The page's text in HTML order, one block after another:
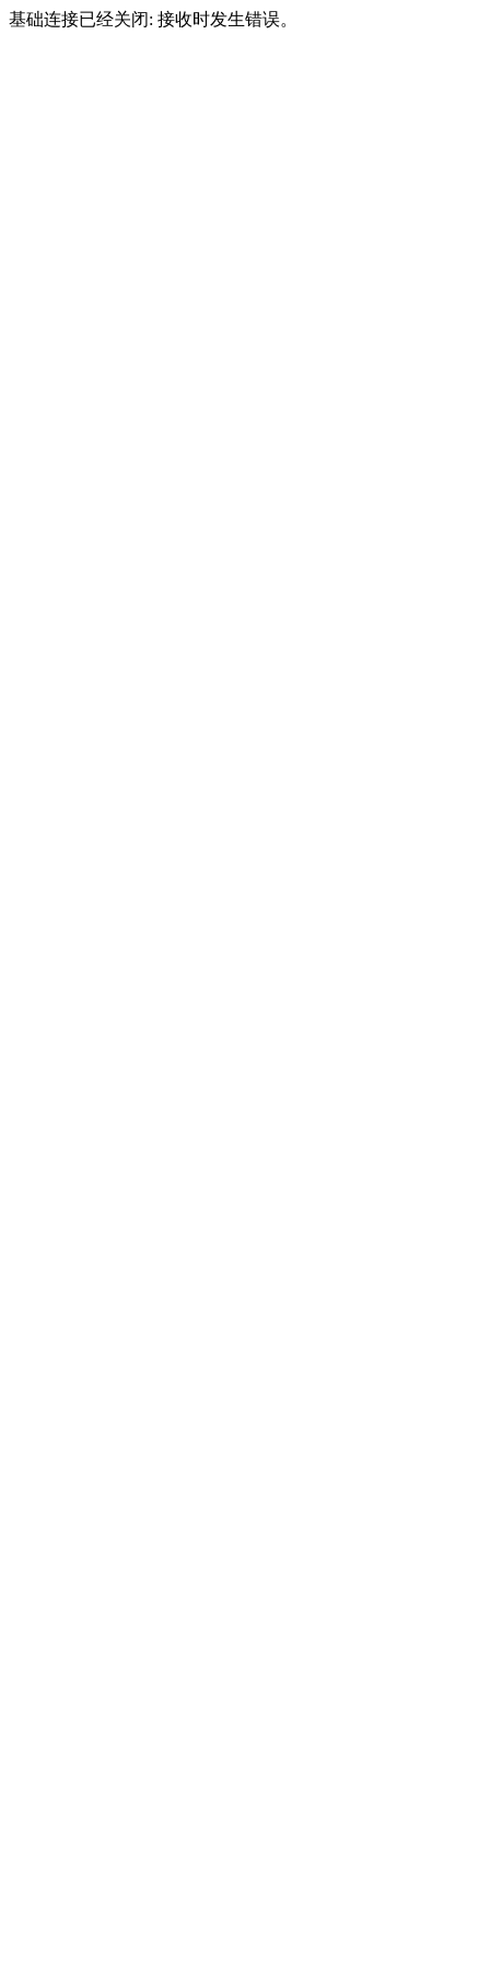
基础连接已经关闭: 接收时发生错误。